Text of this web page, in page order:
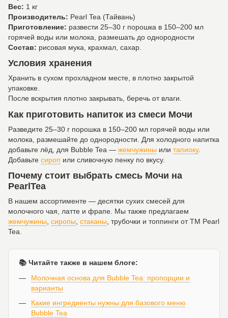
Вес: 1 кг
Производитель: Pearl Tea (Тайвань)
Приготовление: развести 25–30 г порошка в 150–200 мл
горячей воды или молока, размешать до однородности
Состав: рисовая мука, крахмал, сахар.
Условия хранения
Хранить в сухом прохладном месте, в плотно закрытой
упаковке.
После вскрытия плотно закрывать, беречь от влаги.
Как приготовить напиток из смеси Мочи
Разведите 25–30 г порошка в 150–200 мл горячей воды или
молока, размешайте до однородности. Для холодного напитка
добавьте лёд, для Bubble Tea — жемчужины или тапиоку.
Добавьте сироп или сливочную пенку по вкусу.
Почему стоит выбрать смесь Мочи на
PearlTea
В нашем ассортименте — десятки сухих смесей для
молочного чая, латте и фрапе. Мы также предлагаем
жемчужины, сиропы, стаканы, трубочки и топпинги от ТМ Pearl
Tea.
📚 Читайте также в нашем блоге:
Молочная основа для Bubble Tea: пропорции и
варианты
Какие ингредиенты нужны для базового меню
Bubble Tea